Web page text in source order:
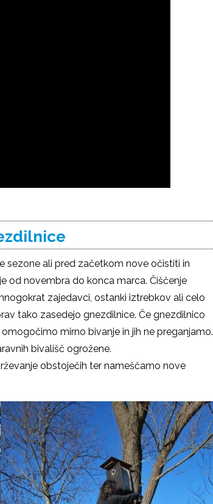
sezone ali pred začetkom nove očistiti in
od novembra do konca marca. Čiščenje
zajedavci, ostanki iztrebkov ali celo
tako zasedejo gnezdilnice. Če gnezdilnico
mirno bivanje in jih ne preganjamo.
bivališč ogrožene.
obstoječih ter nameščamo nove